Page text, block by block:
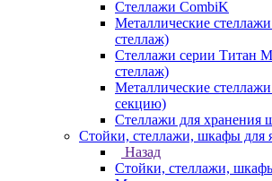
Стеллажи CombiK
Металлические
стеллаж)
Стеллажи серии Титан
стеллаж)
Металлические
секцию)
Стеллажи для хранения
Стойки, стеллажи, шкафы для
Назад
Стойки, стеллажи,